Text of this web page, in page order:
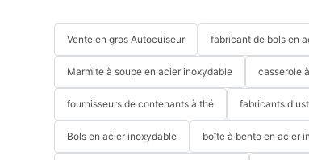
Vente en gros Autocuiseur fabricant de bols en
Marmite à soupe en acier inoxydable casserole
fournisseurs de contenants à thé fabricants
Bols en acier inoxydable boîte à bento en acier